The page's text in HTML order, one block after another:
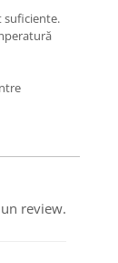
suficiente.
review.